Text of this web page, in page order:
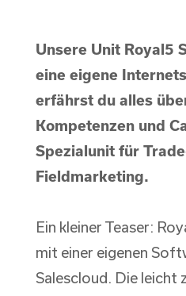
Unsere Unit Royal5
eine eigene
erfährst du alles
Kompetenzen und
Spezialunit für
Fieldmarketing.
Ein kleiner Teaser:
mit einer eigenen
Salescloud. Die leicht